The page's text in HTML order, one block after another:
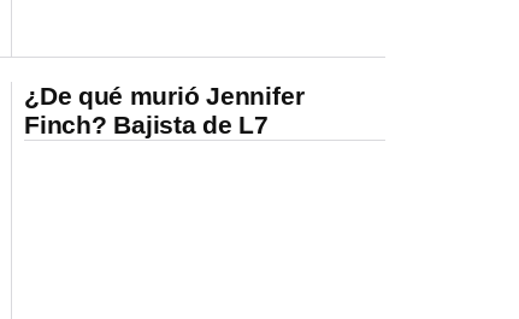
¿De qué murió Jennifer
Finch? Bajista de L7